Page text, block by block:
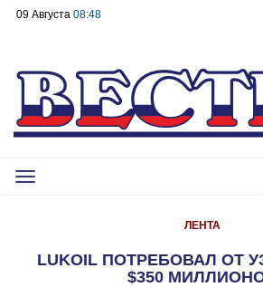
09 Августа 08:48
Toggle
ЛЕНТА
LUKOIL ПОТРЕБОВАЛ ОТ
$350